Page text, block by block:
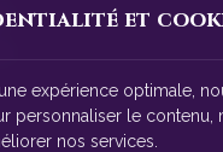
et
expérience optimale,
personnaliser le contenu,
nos services.